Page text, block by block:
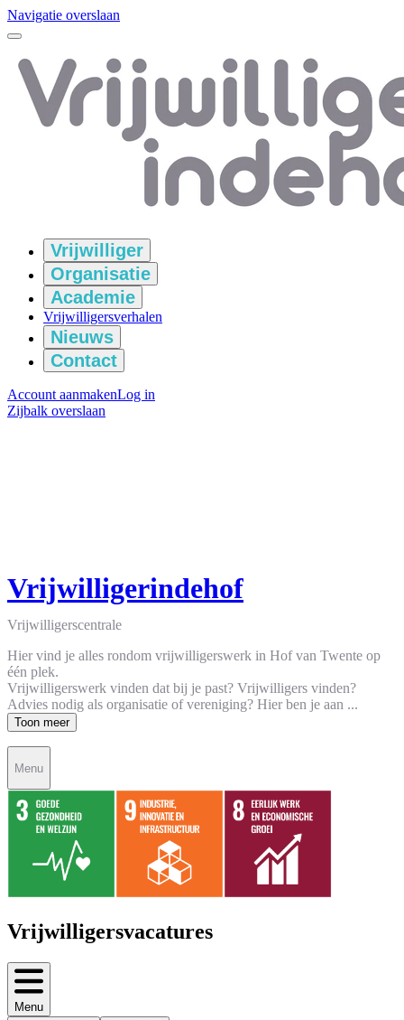
Navigatie overslaan
Vrijwilliger
Organisatie
Academie
Vrijwilligersverhalen
Nieuws
Contact
Account aanmakenLog in
Zijbalk overslaan
Vrijwilligerindehof
Vrijwilligerscentrale
Hier vind je alles rondom vrijwilligerswerk in Hof van Twente op
één plek.
Vrijwilligerswerk vinden dat bij je past? Vrijwilligers vinden?
Advies nodig als organisatie of vereniging? Hier ben je aan ...
Toon meer
Menu
Vrijwilligersvacatures
Menu